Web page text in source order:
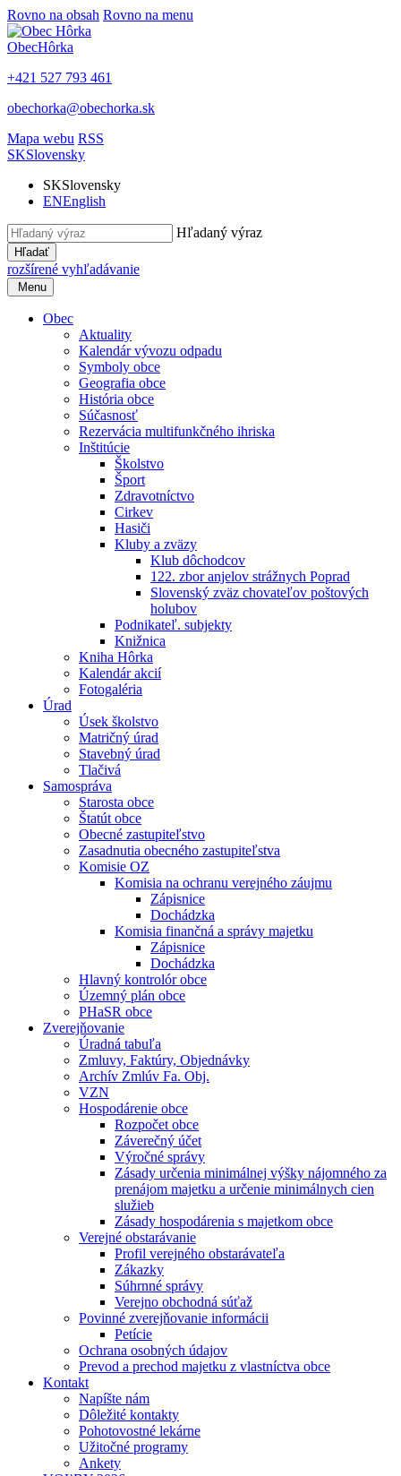
Rovno na obsah Rovno na menu
ObecHôrka
+421 527 793 461
obechorka@obechorka.sk
Mapa webu RSS
SKSlovensky
SKSlovensky
ENEnglish
Hľadaný výraz
Hľadať
rozšírené vyhľadávanie
Menu
Obec
Aktuality
Kalendár vývozu odpadu
Symboly obce
Geografia obce
História obce
Súčasnosť
Rezervácia multifunkčného ihriska
Inštitúcie
Školstvo
Šport
Zdravotníctvo
Cirkev
Hasiči
Kluby a zväzy
Klub dôchodcov
122. zbor anjelov strážnych Poprad
Slovenský zväz chovateľov poštových
holubov
Podnikateľ. subjekty
Knižnica
Kniha Hôrka
Kalendár akcií
Fotogaléria
Úrad
Úsek školstvo
Matričný úrad
Stavebný úrad
Tlačivá
Samospráva
Starosta obce
Štatút obce
Obecné zastupiteľstvo
Zasadnutia obecného zastupiteľstva
Komisie OZ
Komisia na ochranu verejného záujmu
Zápisnice
Dochádzka
Komisia finančná a správy majetku
Zápisnice
Dochádzka
Hlavný kontrolór obce
Územný plán obce
PHaSR obce
Zverejňovanie
Úradná tabuľa
Zmluvy, Faktúry, Objednávky
Archív Zmlúv Fa. Obj.
VZN
Hospodárenie obce
Rozpočet obce
Záverečný účet
Výročné správy
Zásady určenia minimálnej výšky nájomného za
prenájom majetku a určenie minimálnych cien
služieb
Zásady hospodárenia s majetkom obce
Verejné obstarávanie
Profil verejného obstarávateľa
Zákazky
Súhrnné správy
Verejno obchodná súťaž
Povinné zverejňovanie informácii
Petície
Ochrana osobných údajov
Prevod a prechod majetku z vlastníctva obce
Kontakt
Napíšte nám
Dôležité kontakty
Pohotovostné lekárne
Užitočné programy
Ankety